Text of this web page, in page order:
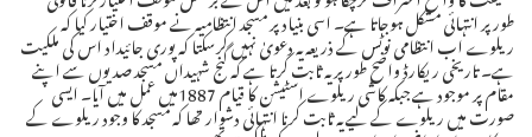
طورپر انتہائی مشکل ہوجاتا ہے۔ اسی بنیاد پر مسجد انتظامیہ نے موقف اختیار کیا کہ
ریلوے اب انتظامی نوٹس کے ذریعہ یہ دعویٰ نہیں کرسکتا کہ پوری جائیداد اس کی ملکیت
ہے۔ تاریخی ریکارڈ واضح طورپر یہ ثابت کرتا ہے کہ گنج شہیداں مسجد صدیوں سے اپنے
مقام پر موجود ہے جبکہ کاشی ریلوے اسٹیشن کا قیام 1887میں عمل میں آیا۔ ایسی
صورت میں ریلوے کے لیے یہ ثابت کرنا انتہائی دشوار تھا کہ مسجد کا وجود ریلوے کے